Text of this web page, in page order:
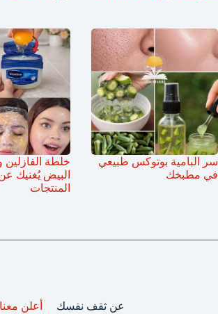
سر البامية بوتوكس طبيعي
في مطبخك
خلطة الفازلين
البيض يُغنيك
المنتجات
عن ثقف نفسك
أعلن معنا